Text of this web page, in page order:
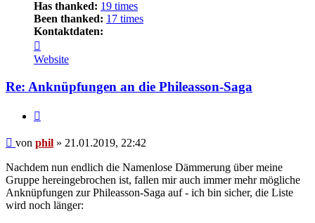
Has thanked: 19 times
Been thanked: 17 times
Kontaktdaten:
von
phil
Website
Re: Anknüpfungen an die Phileasson-Saga
Beitrag
von phil » 21.01.2019, 22:42
Nachdem nun endlich die Namenlose Dämmerung über meine
Gruppe hereingebrochen ist, fallen mir auch immer mehr mögliche
Anknüpfungen zur Phileasson-Saga auf - ich bin sicher, die Liste
wird noch länger: